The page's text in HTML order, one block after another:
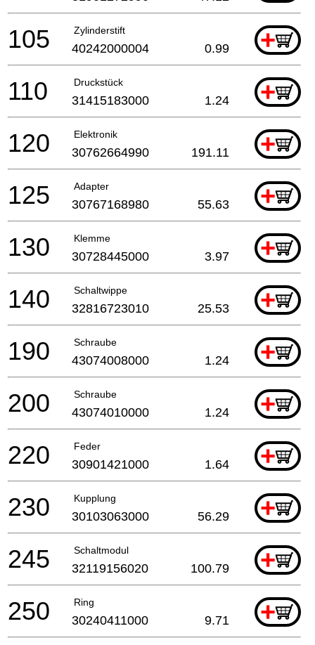
Zylinderstift +
105 40242000004 0.99
Druckstück +
110 31415183000 1.24
Elektronik +
120 30762664990 191.11
Adapter +
125 30767168980 55.63
Klemme +
130 30728445000 3.97
Schaltwippe +
140 32816723010 25.53
Schraube +
190 43074008000 1.24
Schraube +
200 43074010000 1.24
Feder +
220 30901421000 1.64
Kupplung +
230 30103063000 56.29
Schaltmodul +
245 32119156020 100.79
Ring +
250 30240411000 9.71